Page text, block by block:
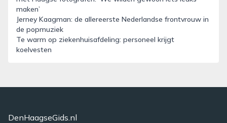
maken’
Jerney Kaagman: de allereerste Nederlandse frontvrouw in
de popmuziek
Te warm op ziekenhuisafdeling: personeel krijgt
koelvesten
DenHaagseGids.nl